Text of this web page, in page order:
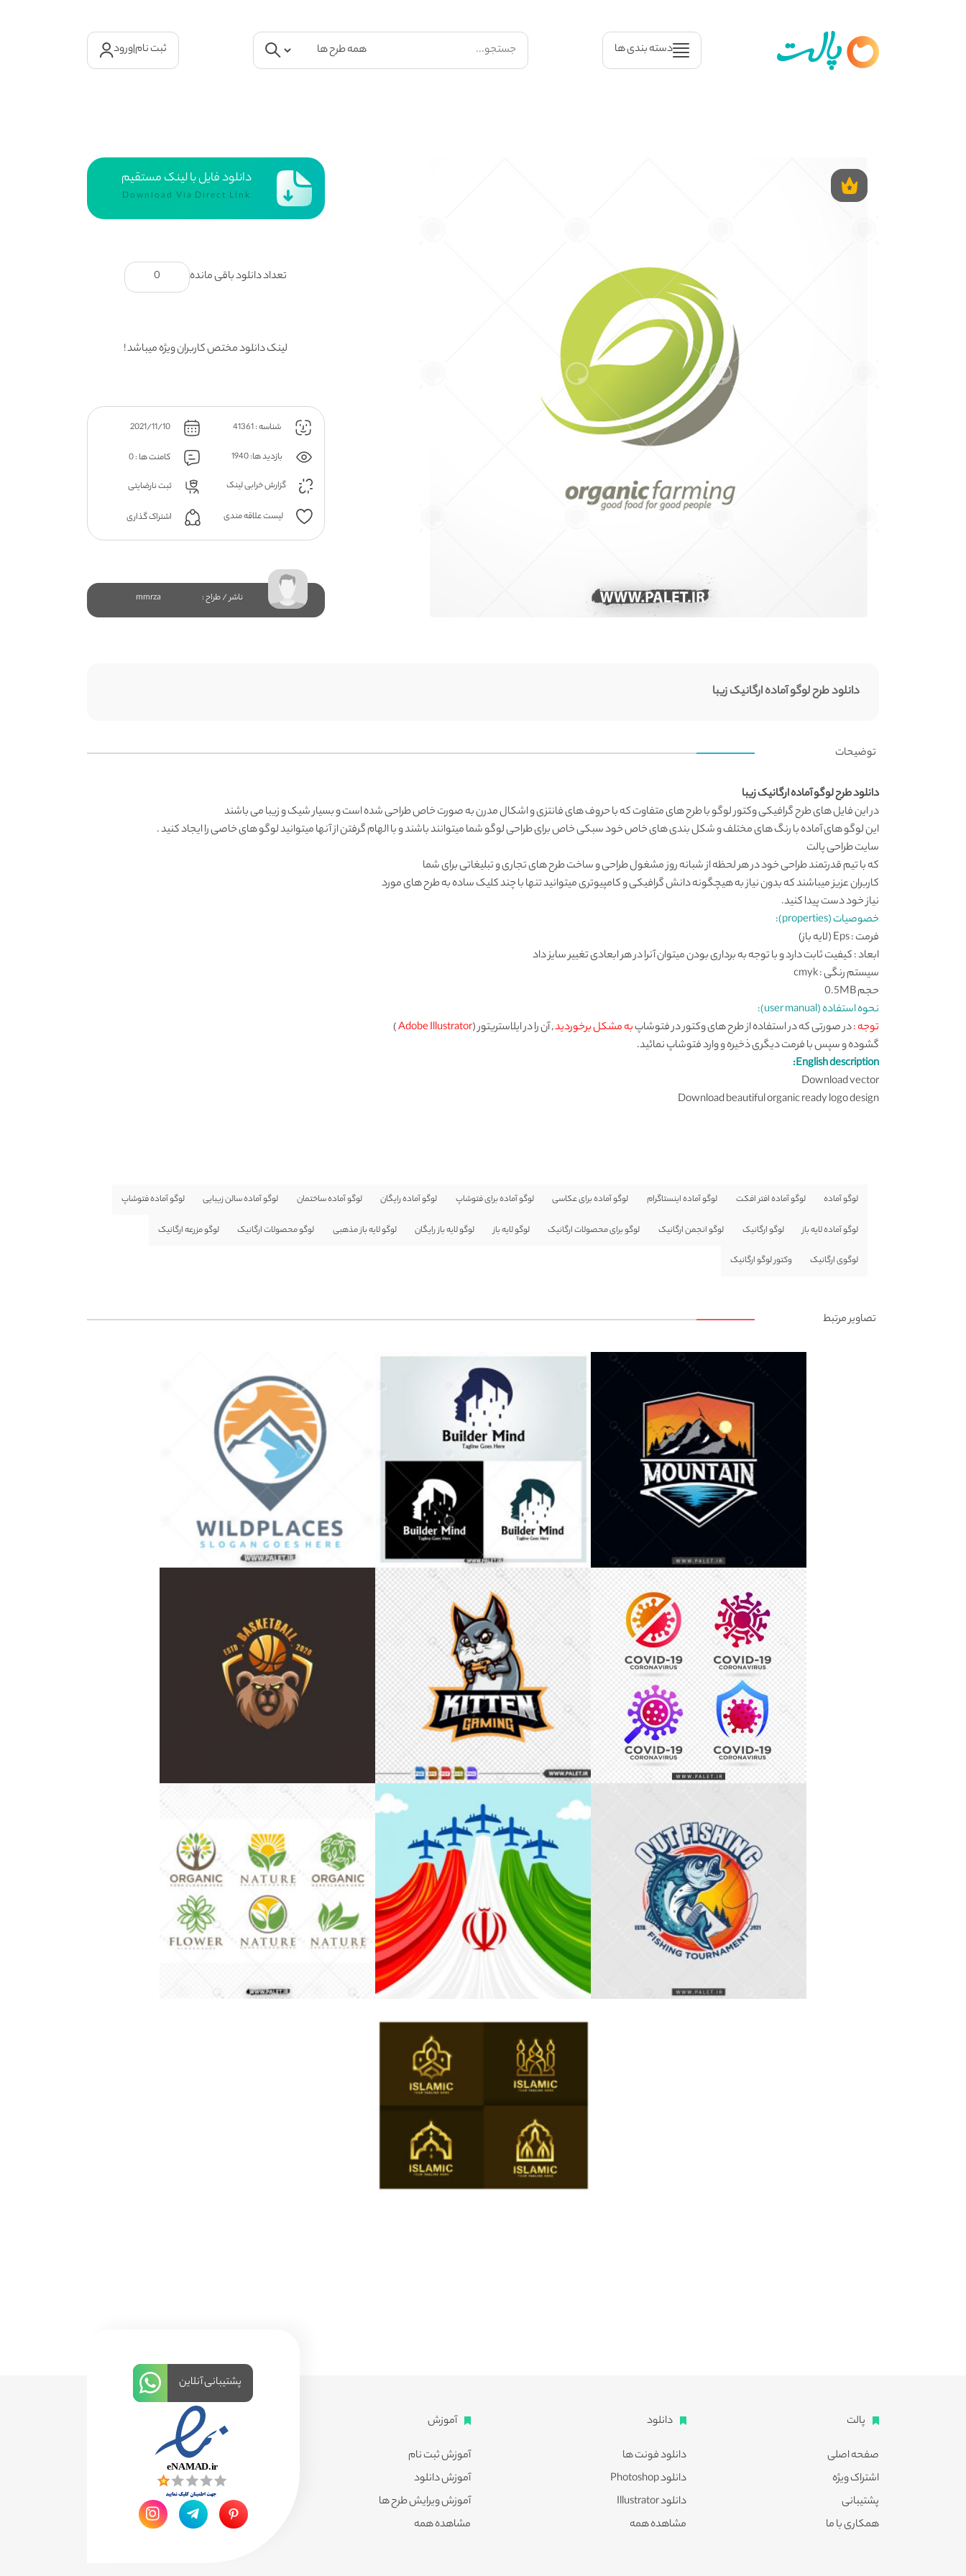
دسته بندی ها ثبت نام|ورود
دانلود فایل با لینک مستقیم
Download Via Direct Link
تعداد دانلود باقی مانده 0
لینک دانلود مختص کاربران ویژه میباشد !
شناسه : 41361 2021/11/10
بازدید ها: 1940
کامنت ها : 0
گزارش خرابی لینک
ثبت نارضایتی
لیست علاقه مندی اشتراک گذاری
ناشر / طراح : mmrza
دانلود طرح لوگو آماده ارگانیک زیبا
توضیحات
دانلود طرح لوگو آماده ارگانیک زیبا
در این فایل های طرح گرافیکیوکتور لوگوبا طرح های متفاوت که با حروف های فانتزی و اشکال مدرن به صورت خاص طراحی شده است و بسیار شیک و زیبا می باشند
این لوگو های آماده با رنگ های مختلف و شکل بندی های خاص خود سبکی خاص برای طراحی لوگو شما میتوانند باشند و با الهام گرفتن از آنها میتوانید لوگو های خاصی را ایجاد کنید .
سایت طراحیپالت
که با تیم قدرتمند طراحی خود در هر لحظه از شبانه روز مشغول طراحی و ساخت طرح های تجاری و تبلیغاتی برای شما
کاربران عزیز میباشند که بدون نیاز به هیچگونه دانش گرافیکی و کامپیوتری میتوانید تنها با چند کلیک ساده به طرح های مورد
نیاز خود دست پیدا کنید.
خصوصیات (properties):
فرمت : Eps (لایه باز)
ابعاد : کیفیت ثابت دارد و با توجه به برداری بودن میتوان آنرا در هر ابعادی تغییر سایز داد
سیستم رنگی : cmyk
حجم 0.5MB
نحوه استفاده (user manual):
توجه :در صورتی که در استفاده از طرح های وکتور در فتوشاپبه مشکل برخوردید, آن را در ایلاستریتور (Adobe Illustrator
)
گشوده و سپس با فرمت دیگری ذخیره و وارد فتوشاپ نمائید.
English description:
Download vector
Download beautiful organic ready logo design
لوگو آماده لوگو آماده افتر افکت لوگو آماده اینستاگرام لوگو آماده برای عکاسی لوگو آماده برای فتوشاپ لوگو آماده رایگان لوگو آماده ساختمان لوگو آماده سالن زیبایی لوگو آماده فتوشاپ
لوگو آماده لایه باز لوگو ارگانیک لوگو انجمن ارگانیک لوگو برای محصولات ارگانیک لوگو لایه باز لوگو لایه باز رایگان لوگو لایه باز مذهبی لوگو محصولات ارگانیک لوگو مزرعه ارگانیک
لوگوی ارگانیک وکتور لوگو ارگانیک
تصاویر مرتبط
پالت
صفحه اصلی
اشتراک ویژه
پشتیبانی
همکاری با ما
دانلود
دانلود فونت ها
دانلود Photoshop
دانلود Illustrator
مشاهده همه
آموزش
آموزش ثبت نام
آموزش دانلود
آموزش ویرایش طرح ها
مشاهده همه
پشتیبانی آنلاین